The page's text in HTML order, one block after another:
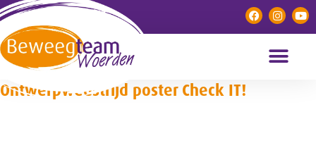
Ontwerpwedstrijd poster Check IT!